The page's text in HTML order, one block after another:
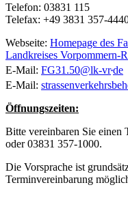
Telefon: 03831 115
Telefax: +49 3831 357-
Webseite: Homepage des
Landkreises Vorpommern-
E-Mail: FG31.50@lk-vr.de
E-Mail:
Öffnungszeiten:
Bitte vereinbaren Sie einen
oder 03831 357-1000.
Die Vorsprache ist
Terminvereinbarung